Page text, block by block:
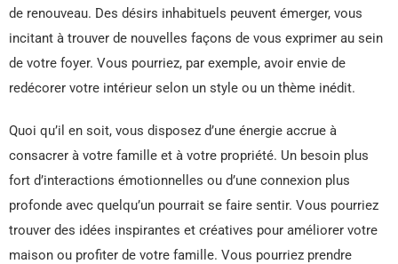
de renouveau. Des désirs inhabituels peuvent émerger, vous
incitant à trouver de nouvelles façons de vous exprimer au sein
de votre foyer. Vous pourriez, par exemple, avoir envie de
redécorer votre intérieur selon un style ou un thème inédit.
Quoi qu’il en soit, vous disposez d’une énergie accrue à
consacrer à votre famille et à votre propriété. Un besoin plus
fort d’interactions émotionnelles ou d’une connexion plus
profonde avec quelqu’un pourrait se faire sentir. Vous pourriez
trouver des idées inspirantes et créatives pour améliorer votre
maison ou profiter de votre famille. Vous pourriez prendre